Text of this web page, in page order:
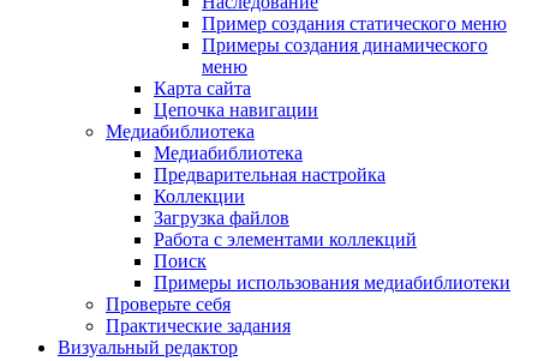
Пример создания статического меню
Примеры создания динамического
меню
Карта сайта
Цепочка навигации
Медиабиблиотека
Медиабиблиотека
Предварительная настройка
Коллекции
Загрузка файлов
Работа с элементами коллекций
Поиск
Примеры использования медиабиблиотеки
Проверьте себя
Практические задания
Визуальный редактор